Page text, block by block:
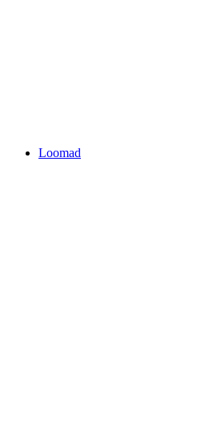
Loomad